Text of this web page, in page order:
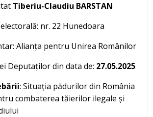
Tiberiu-Claudiu BARSTAN
nr. 22 Hunedoara
Alianța pentru Unirea Românilor
Deputaților din data de: 27.05.2025
: Situația pădurilor din România
combaterea tăierilor ilegale și